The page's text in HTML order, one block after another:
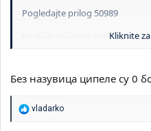
Pogledajte prilog 50989
Pogledajte prilog 50988Kliknite
Без назувица ципеле су 0
R
vladarko